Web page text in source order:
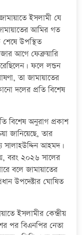
ইসলামী যে
আমির গত
উপস্থিত
আগে ফেব্রুয়ারি
ফলে লন্ডন
তা জামায়াতের
দলের প্রতি বিশেষ
বিশেষ অনুরাগ প্রকাশ
জানিয়েছে, তার
সালাহউদ্দিন আহমদ।
বরং ২০২৬ সালের
বলে জামায়াতের
উপদেষ্টার ঘোষিত
ইসলামীর কেন্দ্রীয়
পর বিএনপির নেতা